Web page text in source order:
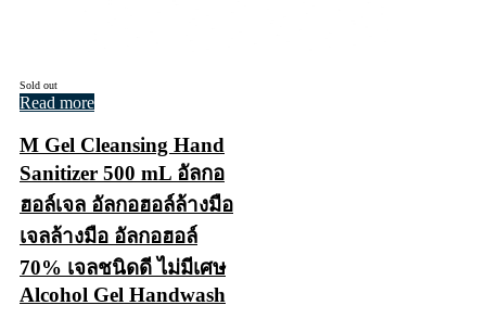
Sold out
Read more
M Gel Cleansing Hand
Sanitizer 500 mL อัลกอ
ฮอล์เจล อัลกอฮอล์ล้างมือ
เจลล้างมือ อัลกอฮอล์
70% เจลชนิดดี ไม่มีเศษ
Alcohol Gel Handwash